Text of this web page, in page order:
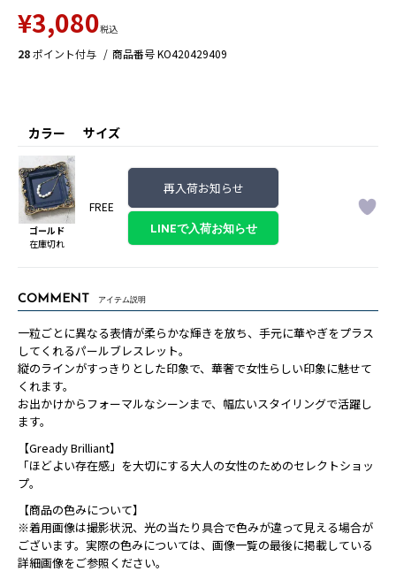
¥3,080税込
28ポイント付与 商品番号KO420429409
サイズ
カラー
ゴールド
在庫切れ
FREE
再入荷お知らせ
COMMENT アイテム説明
一粒ごとに異なる表情が柔らかな輝きを放ち、手元に華やぎをプラス
してくれるパールブレスレット。
縦のラインがすっきりとした印象で、華奢で女性らしい印象に魅せて
くれます。
お出かけからフォーマルなシーンまで、幅広いスタイリングで活躍し
ます。
【Gready Brilliant】
「ほどよい存在感」を大切にする大人の女性のためのセレクトショッ
プ。
【商品の色みについて】
※着用画像は撮影状況、光の当たり具合で色みが違って見える場合が
ございます。実際の色みについては、画像一覧の最後に掲載している
詳細画像をご参照ください。